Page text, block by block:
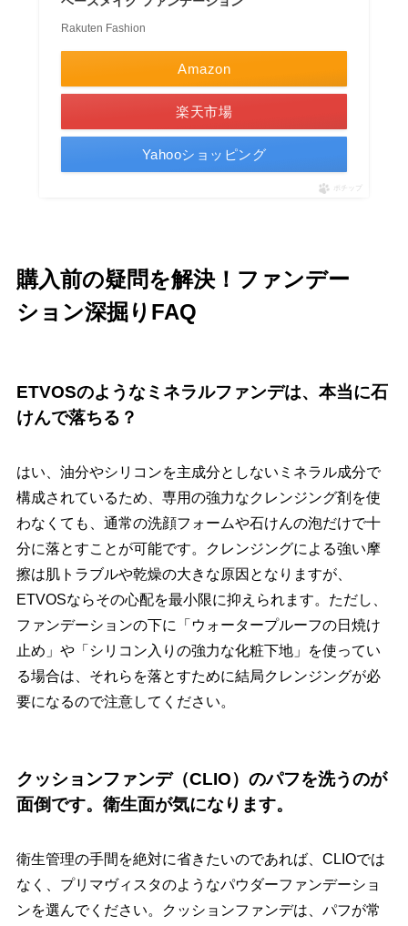
Rakuten Fashion
Amazon
楽天市場
Yahooショッピング
ポチップ
購入前の疑問を解決！ファンデー
ション深掘りFAQ
ETVOSのようなミネラルファンデは、本当に石
けんで落ちる？
はい、油分やシリコンを主成分としないミネラル成分で
構成されているため、専用の強力なクレンジング剤を使
わなくても、通常の洗顔フォームや石けんの泡だけで十
分に落とすことが可能です。クレンジングによる強い摩
擦は肌トラブルや乾燥の大きな原因となりますが、
ETVOSならその心配を最小限に抑えられます。ただし、
ファンデーションの下に「ウォータープルーフの日焼け
止め」や「シリコン入りの強力な化粧下地」を使ってい
る場合は、それらを落とすために結局クレンジングが必
要になるので注意してください。
クッションファンデ（CLIO）のパフを洗うのが
面倒です。衛生面が気になります。
衛生管理の手間を絶対に省きたいのであれば、CLIOでは
なく、プリマヴィスタのようなパウダーファンデーショ
ンを選んでください。クッションファンデは、パフが常